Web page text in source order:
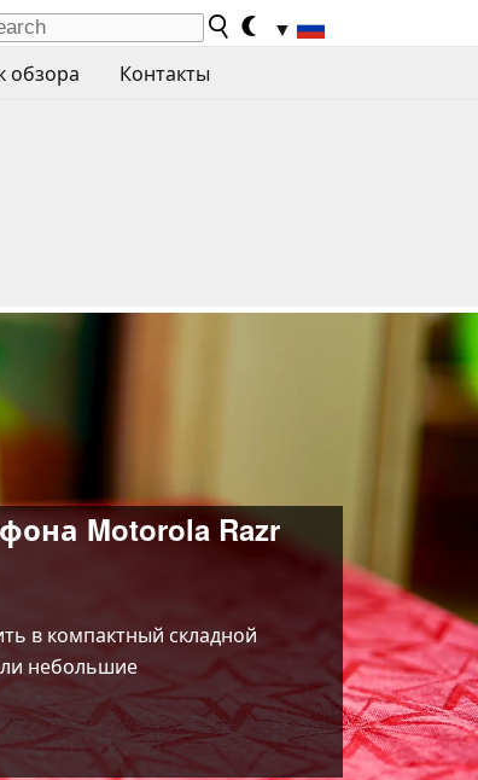
▼
обзора Контакты
Motorola Razr
в компактный складной
небольшие